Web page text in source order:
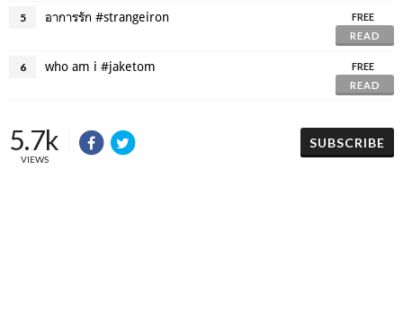
5 อาการรัก #strangeiron
FREE
READ
6 who am i #jaketom
FREE
READ
5.7k
VIEWS
SUBSCRIBE